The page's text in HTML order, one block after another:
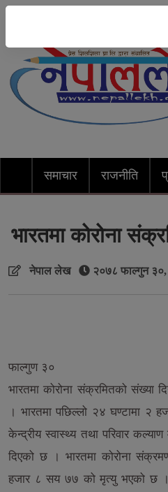
समाचार राजनीति
भारतमा कोरोना
नेपाल लेख २०७८ फाल्गुन
फाल्गुण ३०
भारतमा कोरोना संक्रमितको संख्या
। भारतमा पछिल्लो २४ घण्टामा २
केन्द्रीय स्वास्थ्य तथा परिवार
दिएको छ । भारतमा कोरोना
हजार ८ सय ७७ को मृत्यु भएको छ ।